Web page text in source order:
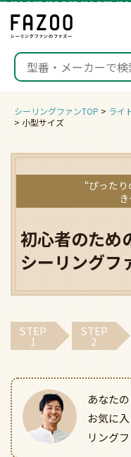
シーリングファンTOP ライ
小型サイズ
“ぴった
初心者のため
シーリングフ
STEP
1
STEP
2
あなた
お気に
リング